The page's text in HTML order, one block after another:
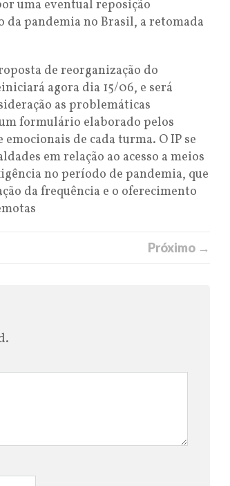
uma eventual reposição
da pandemia no Brasil, a retomada
de reorganização do
agora dia 15/06, e será
as problemáticas
formulário elaborado pelos
de cada turma. O IP se
em relação ao acesso a meios
no período de pandemia, que
da frequência e o oferecimento
Próximo →